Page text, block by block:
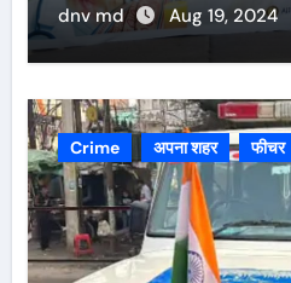
dnv md Aug 19, 2024
Crime अपना शहर फीचर